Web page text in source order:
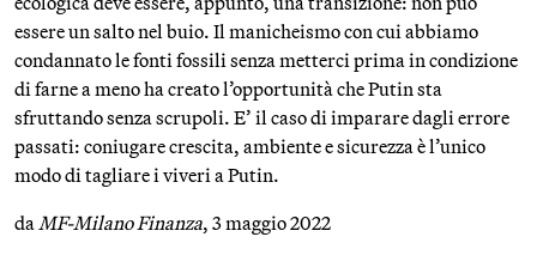
essere un salto nel buio. Il manicheismo con cui abbiamo
condannato le fonti fossili senza metterci prima in condizione
di farne a meno ha creato l’opportunità che Putin sta
sfruttando senza scrupoli. E’ il caso di imparare dagli errore
passati: coniugare crescita, ambiente e sicurezza è l’unico
modo di tagliare i viveri a Putin.
da MF-Milano Finanza, 3 maggio 2022